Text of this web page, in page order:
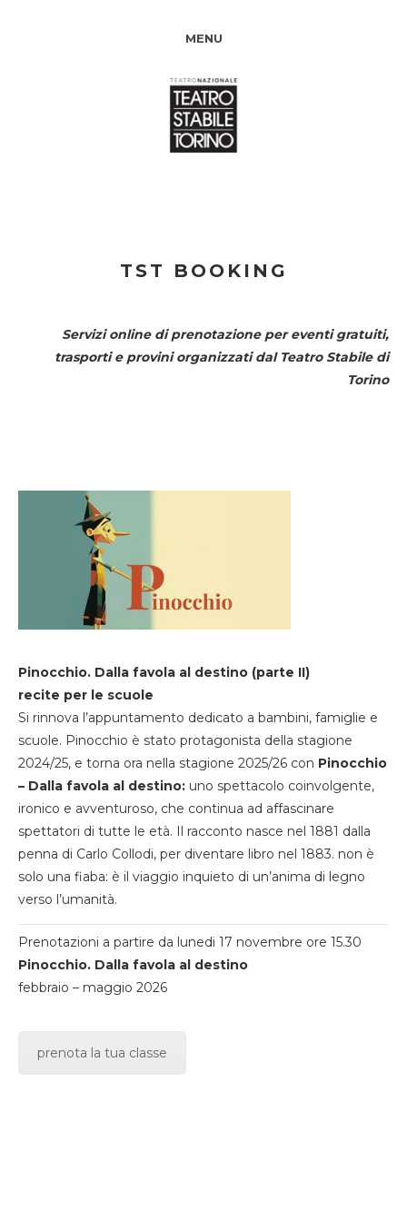
MENU
TST BOOKING
Servizi online di prenotazione per eventi gratuiti,
trasporti e provini organizzati dal Teatro Stabile di
Torino
Pinocchio. Dalla favola al destino (parte II)
recite per le scuole
Si rinnova l’appuntamento dedicato a bambini, famiglie e
scuole. Pinocchio è stato protagonista della stagione
2024/25, e torna ora nella stagione 2025/26 con Pinocchio
– Dalla favola al destino: uno spettacolo coinvolgente,
ironico e avventuroso, che continua ad affascinare
spettatori di tutte le età. Il racconto nasce nel 1881 dalla
penna di Carlo Collodi, per diventare libro nel 1883. non è
solo una fiaba: è il viaggio inquieto di un’anima di legno
verso l’umanità.
Prenotazioni a partire da lunedi 17 novembre ore 15.30
Pinocchio. Dalla favola al destino
febbraio – maggio 2026
prenota la tua classe